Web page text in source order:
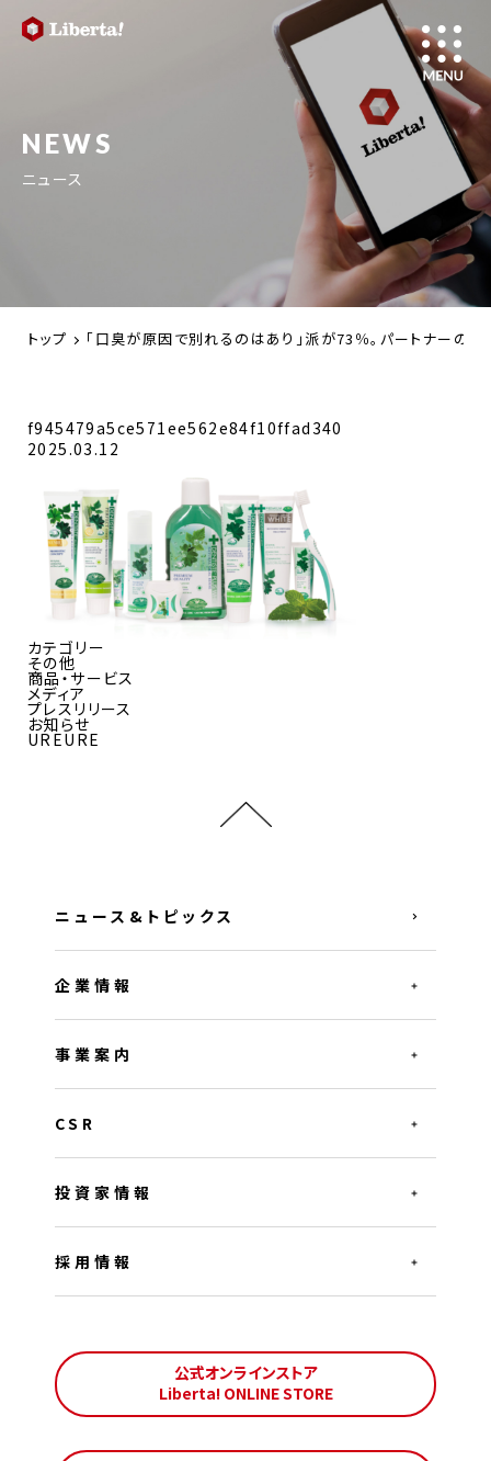
NEWS
ニュース
トップ 「口臭が原因で別れるのはあり」派が73％。パートナーの
f945479a5ce571ee562e84f10ffad340
2025.03.12
カテゴリー
その他
商品・サービス
メディア
プレスリリース
お知らせ
UREURE
ニュース&トピックス
企業情報
事業案内
CSR
投資家情報
採用情報
公式オンラインストア
Liberta! ONLINE STORE